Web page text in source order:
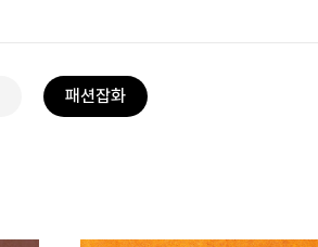
패션잡화